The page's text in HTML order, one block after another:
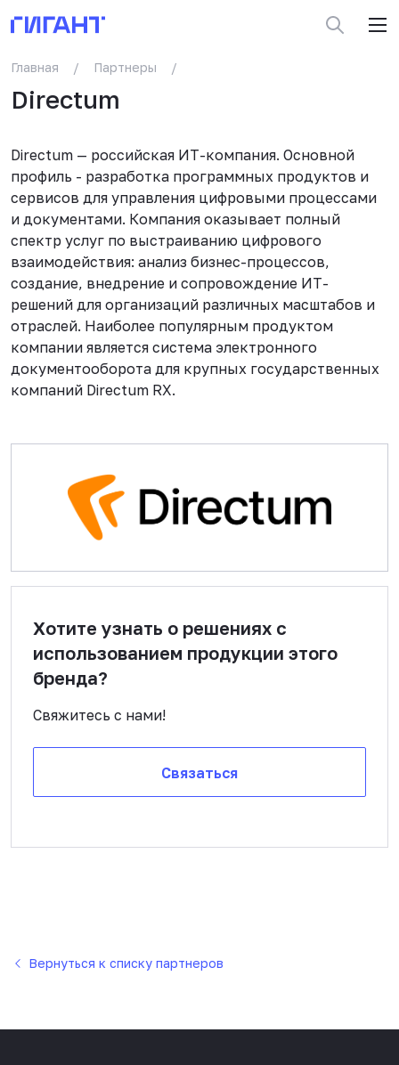
Главная / Партнеры /
Directum
Directum — российская ИТ-компания. Основной
профиль - разработка программных продуктов и
сервисов для управления цифровыми процессами
и документами. Компания оказывает полный
спектр услуг по выстраиванию цифрового
взаимодействия: анализ бизнес-процессов,
создание, внедрение и сопровождение ИТ-
решений для организаций различных масштабов и
отраслей. Наиболее популярным продуктом
компании является система электронного
документооборота для крупных государственных
компаний Directum RX.
Хотите узнать о решениях с
использованием продукции этого
бренда?
Свяжитесь с нами!
Связаться
Вернуться к списку партнеров